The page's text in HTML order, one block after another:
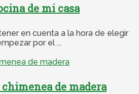
de mi casa
en cuenta a la hora de elegir
por el ...
de madera